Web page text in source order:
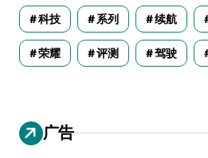
科技 系列 续航
荣耀 评测 驾驶
广告